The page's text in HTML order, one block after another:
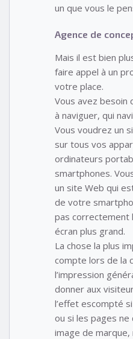
un que vous le
Agence de
Mais il est bien
faire appel à un
votre place.
Vous avez besoin
à naviguer, qui
Vous voudrez un
sur tous vos
ordinateurs
smartphones.
un site Web qui
de votre
pas correctement
écran plus grand.
La chose la plus
compte lors de la
l’impression
donner aux
l’effet escompté
ou si les pages
image de